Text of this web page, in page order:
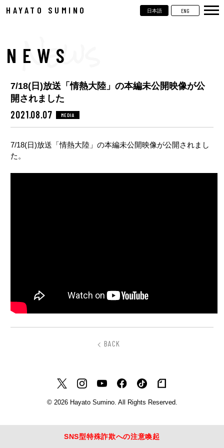
HAYATO SUMINO 日本語 ENG
VIDEOS
NEWS
7/18(日)放送「情熱大陸」の本編未公開映像が公
開されました
2021.08.07 MEDIA
7/18(日)放送「情熱大陸」の本編未公開映像が公開されまし
た。
BACK
© 2026 Hayato Sumino. All Rights Reserved.
SNS型特殊詐欺への注意喚起